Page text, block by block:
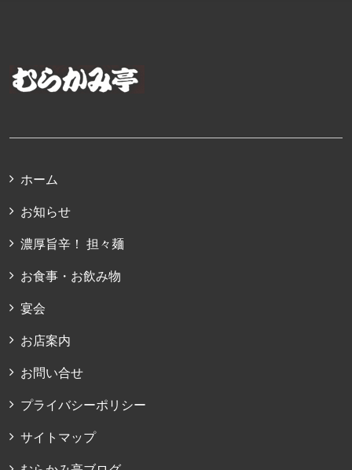
ホーム
お知らせ
濃厚旨辛！ 担々麺
お食事・お飲み物
宴会
お店案内
お問い合せ
プライバシーポリシー
サイトマップ